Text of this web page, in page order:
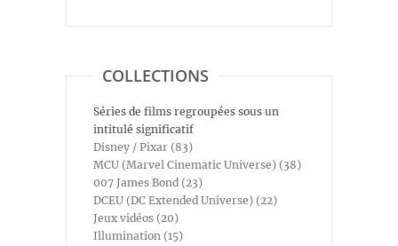
COLLECTIONS
Séries de films regroupées sous un
intitulé significatif
Disney / Pixar (83)
MCU (Marvel Cinematic Universe) (38)
007 James Bond (23)
DCEU (DC Extended Universe) (22)
Jeux vidéos (20)
Illumination (15)